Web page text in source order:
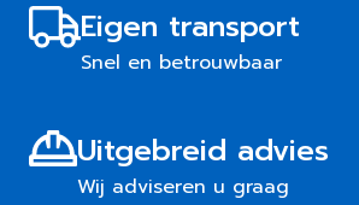
Eigen transport
Snel en betrouwbaar
Uitgebreid advies
Wij adviseren u graag